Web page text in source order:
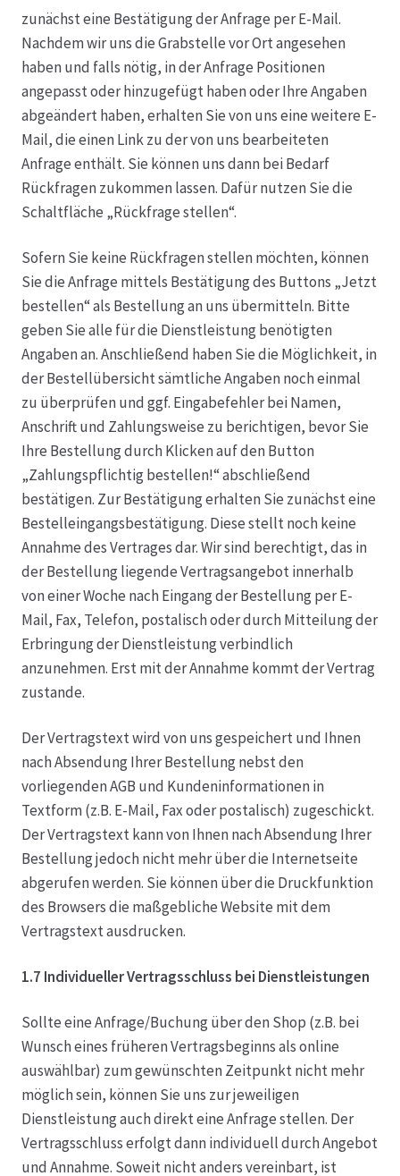
zunächst eine Bestätigung der Anfrage per E-Mail.
Nachdem wir uns die Grabstelle vor Ort angesehen
haben und falls nötig, in der Anfrage Positionen
angepasst oder hinzugefügt haben oder Ihre Angaben
abgeändert haben, erhalten Sie von uns eine weitere E-
Mail, die einen Link zu der von uns bearbeiteten
Anfrage enthält. Sie können uns dann bei Bedarf
Rückfragen zukommen lassen. Dafür nutzen Sie die
Schaltfläche „Rückfrage stellen“.
Sofern Sie keine Rückfragen stellen möchten, können
Sie die Anfrage mittels Bestätigung des Buttons „Jetzt
bestellen“ als Bestellung an uns übermitteln. Bitte
geben Sie alle für die Dienstleistung benötigten
Angaben an. Anschließend haben Sie die Möglichkeit, in
der Bestellübersicht sämtliche Angaben noch einmal
zu überprüfen und ggf. Eingabefehler bei Namen,
Anschrift und Zahlungsweise zu berichtigen, bevor Sie
Ihre Bestellung durch Klicken auf den Button
„Zahlungspflichtig bestellen!“ abschließend
bestätigen. Zur Bestätigung erhalten Sie zunächst eine
Bestelleingangsbestätigung. Diese stellt noch keine
Annahme des Vertrages dar. Wir sind berechtigt, das in
der Bestellung liegende Vertragsangebot innerhalb
von einer Woche nach Eingang der Bestellung per E-
Mail, Fax, Telefon, postalisch oder durch Mitteilung der
Erbringung der Dienstleistung verbindlich
anzunehmen. Erst mit der Annahme kommt der Vertrag
zustande.
Der Vertragstext wird von uns gespeichert und Ihnen
nach Absendung Ihrer Bestellung nebst den
vorliegenden AGB und Kundeninformationen in
Textform (z.B. E-Mail, Fax oder postalisch) zugeschickt.
Der Vertragstext kann von Ihnen nach Absendung Ihrer
Bestellung jedoch nicht mehr über die Internetseite
abgerufen werden. Sie können über die Druckfunktion
des Browsers die maßgebliche Website mit dem
Vertragstext ausdrucken.
1.7 Individueller Vertragsschluss bei Dienstleistungen
Sollte eine Anfrage/Buchung über den Shop (z.B. bei
Wunsch eines früheren Vertragsbeginns als online
auswählbar) zum gewünschten Zeitpunkt nicht mehr
möglich sein, können Sie uns zur jeweiligen
Dienstleistung auch direkt eine Anfrage stellen. Der
Vertragsschluss erfolgt dann individuell durch Angebot
und Annahme. Soweit nicht anders vereinbart, ist